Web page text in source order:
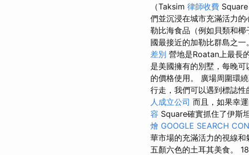
（Taksim 律師收費
們並沉浸在城市充滿活力
勒比海食品（例如貝類和椰
國最接近的加勒比群島之一
差別 營地是Roatan上最長
是美國擁有的別墅，每晚可
的價格使用。 廣場周圍環
行走，我們可以遇到標誌
人成立公司 而且，如果幸
容 Square確實抓住了伊斯
燴 GOOGLE SEARCH
華市場的充滿活力的視線和
五顏六色的土耳其美食。